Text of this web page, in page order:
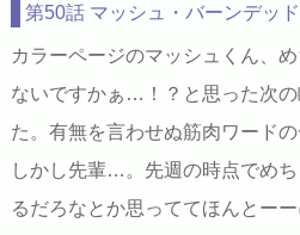
第50話 マッシュ・バーンデッ
カラーページのマッシュくん、
ないですかぁ…！？と思った次
た。有無を言わせぬ筋肉ワードの
しかし先輩…。先週の時点でめ
るだろなとか思っててほんとー